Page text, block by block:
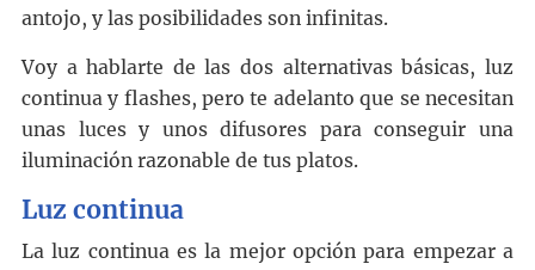
antojo, y las posibilidades son infinitas.
Voy a hablarte de las dos alternativas básicas, luz
continua y flashes, pero te adelanto que se necesitan
unas luces y unos difusores para conseguir una
iluminación razonable de tus platos.
Luz continua
La luz continua es la mejor opción para empezar a